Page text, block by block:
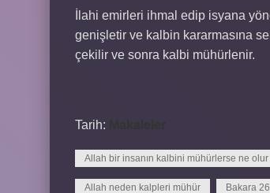
İlahi emirleri ihmal edip isyana
genişletir ve kalbin kararmasına
çekilir ve sonra kalbi mühürlenir.
Tarih: Makaleler
Allah bir insanın kalbini mühürlerse ne olur
Allah neden kalpleri mühür Bakara